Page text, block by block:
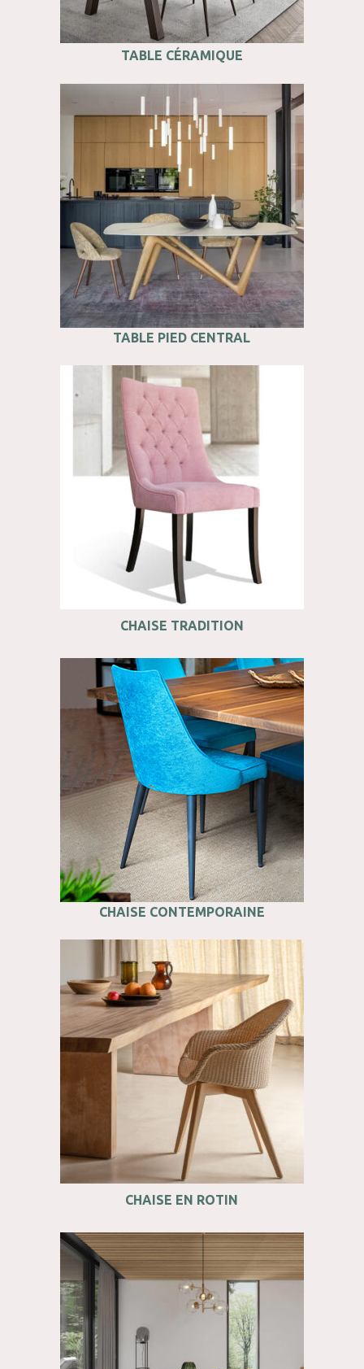
TABLE CÉRAMIQUE
TABLE PIED CENTRAL
CHAISE TRADITION
CHAISE CONTEMPORAINE
CHAISE EN ROTIN